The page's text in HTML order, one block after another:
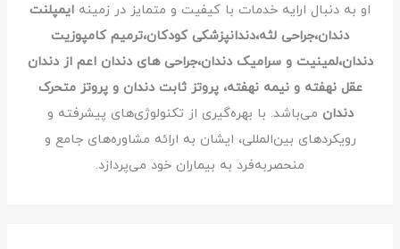
او به دنبال ارایه خدمات با کیفیت و متمایز در زمینه ایمپلنت
دندان،جراحی لثه،دندانپزشکی کودکان،ترمیم کامپوزیت
دندان،لمینیت و سرامیک دندان،جراحی های دندان اعم از دندان
عقل نهفته و نیمه نهفته، پروتز ثابت دندان و پروتز متحرک
دندان می‌باشد. با بهره‌گیری از تکنولوژی‌های پیشرفته و
رویکردهای بین‌المللی، ایشان به ارائه مشاوره‌های جامع و
منحصربه‌فرد به بیماران خود می‌پردازد.